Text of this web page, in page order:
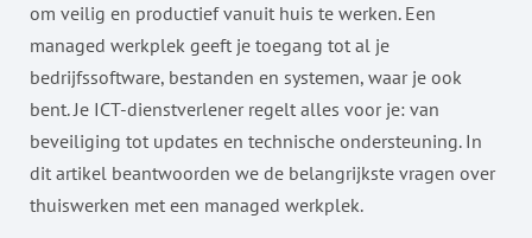
om veilig en productief vanuit huis te werken. Een
managed werkplek geeft je toegang tot al je
bedrijfssoftware, bestanden en systemen, waar je ook
bent. Je ICT-dienstverlener regelt alles voor je: van
beveiliging tot updates en technische ondersteuning. In
dit artikel beantwoorden we de belangrijkste vragen over
thuiswerken met een managed werkplek.